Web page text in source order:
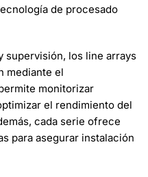
de procesado
supervisión, los line arrays
mediante el
monitorizar
el rendimiento del
cada serie ofrece
para asegurar instalación